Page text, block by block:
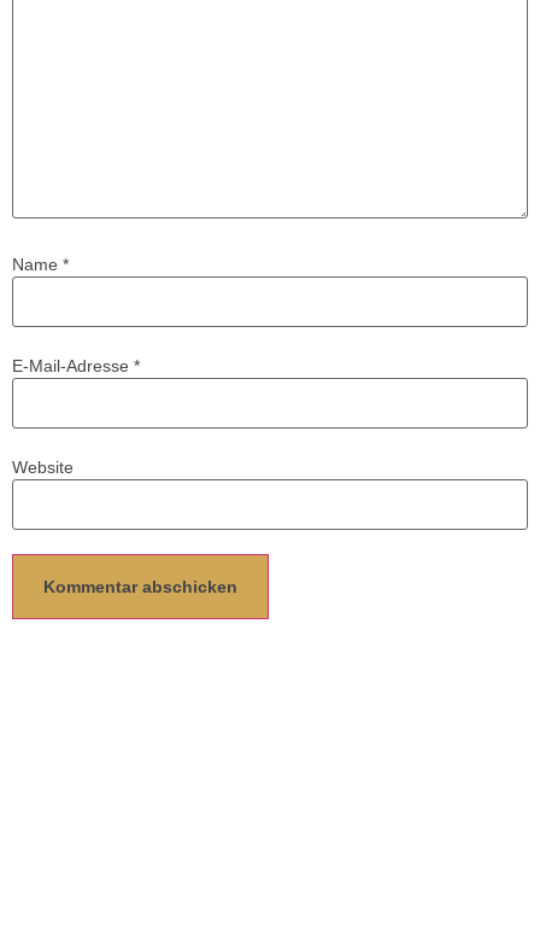
Name *
E-Mail-Adresse *
Website